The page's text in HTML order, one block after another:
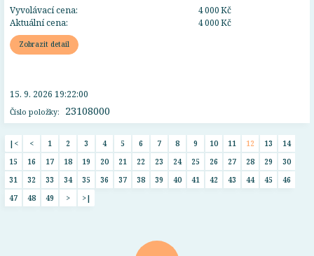
Vyvolávací cena:
4 000 Kč
Aktuální cena:
4 000 Kč
Zobrazit detail
Číslo položky: 23108000
15. 9. 2026 19:22:00
|< < 1 2 3 4 5 6 7 8 9 10 11 12 13
14
15
16 17 18 19 20 21 22 23 24 25 26 27 28 29
30
31
32 33 34 35 36 37 38 39 40 41 42 43 44 45
46
47
48 49 > >|